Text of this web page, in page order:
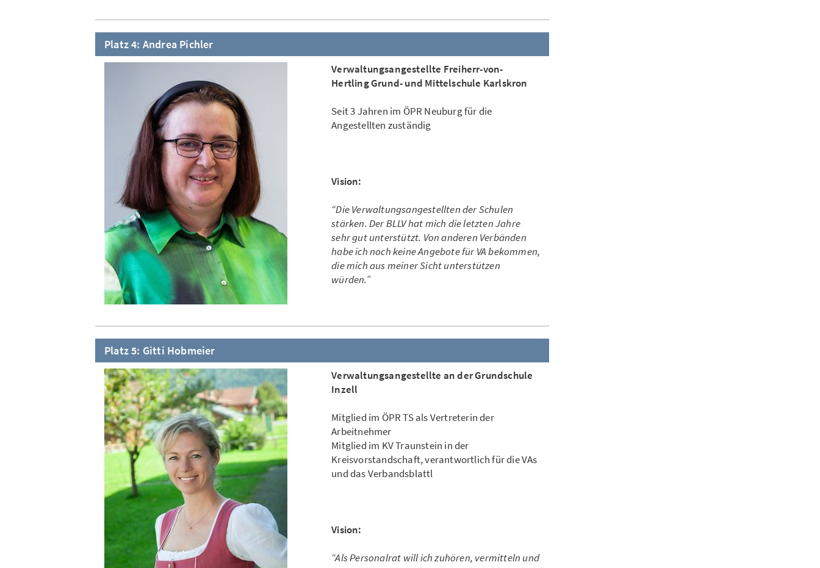
Platz 4: Andrea Pichler
Verwaltungsangestellte Freiherr-von-
Hertling Grund- und Mittelschule Karlskron
Seit 3 Jahren im ÖPR Neuburg für die
Angestellten zuständig
Vision:
“Die Verwaltungsangestellten der Schulen
stärken. Der BLLV hat mich die letzten Jahre
sehr gut unterstützt. Von anderen Verbänden
habe ich noch keine Angebote für VA bekommen,
die mich aus meiner Sicht unterstützen
würden.”
Platz 5: Gitti Hobmeier
Verwaltungsangestellte an der Grundschule
Inzell
Mitglied im ÖPR TS als Vertreterin der
Arbeitnehmer
Mitglied im KV Traunstein in der
Kreisvorstandschaft, verantwortlich für die VAs
und das Verbandsblattl
Vision:
“Als Personalrat will ich zuhören, vermitteln und